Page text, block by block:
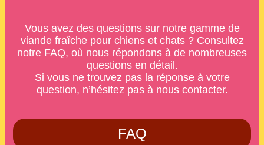
Vous avez des questions sur notre gamme de
viande fraîche pour chiens et chats ? Consultez
notre FAQ, où nous répondons à de nombreuses
questions en détail.
Si vous ne trouvez pas la réponse à votre
question, n’hésitez pas à nous contacter.
FAQ